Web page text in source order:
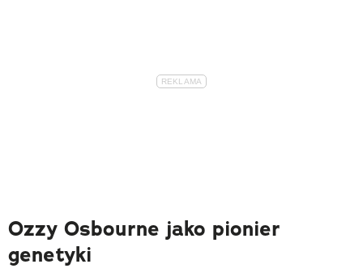
Ozzy Osbourne jako pionier
genetyki